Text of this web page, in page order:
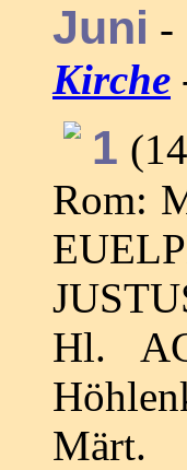
Juni -
Kirche
1
Rom:
Hl.
Märt.